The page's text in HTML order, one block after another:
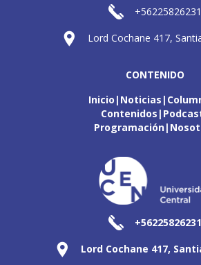
+56225826231
Lord Cochane 417,
CONTENIDO
Inicio Noticias
Contenidos
Programación
+56225826231
Lord Cochane 417,